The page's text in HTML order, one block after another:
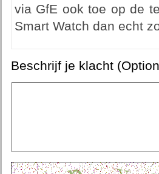
via GfE ook toe op de
Smart Watch dan echt
Beschrijf je klacht